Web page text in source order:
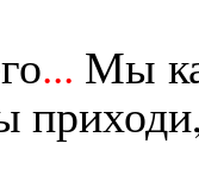
... Мы